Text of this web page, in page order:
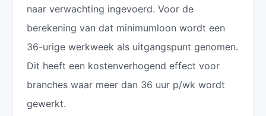
naar verwachting ingevoerd. Voor de
berekening van dat minimumloon wordt een
36-urige werkweek als uitgangspunt genomen.
Dit heeft een kostenverhogend effect voor
branches waar meer dan 36 uur p/wk wordt
gewerkt.